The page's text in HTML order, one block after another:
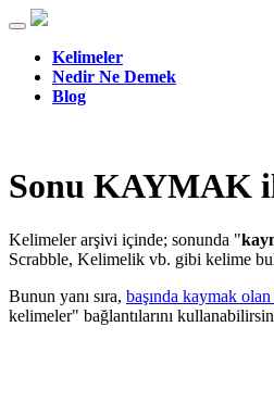
Kelimeler
Nedir Ne Demek
Blog
Sonu KAYMAK
Kelimeler arşivi içinde; sonunda "
Scrabble, Kelimelik vb. gibi kelime
Bunun yanı sıra, başında kaymak
kelimeler" bağlantılarını